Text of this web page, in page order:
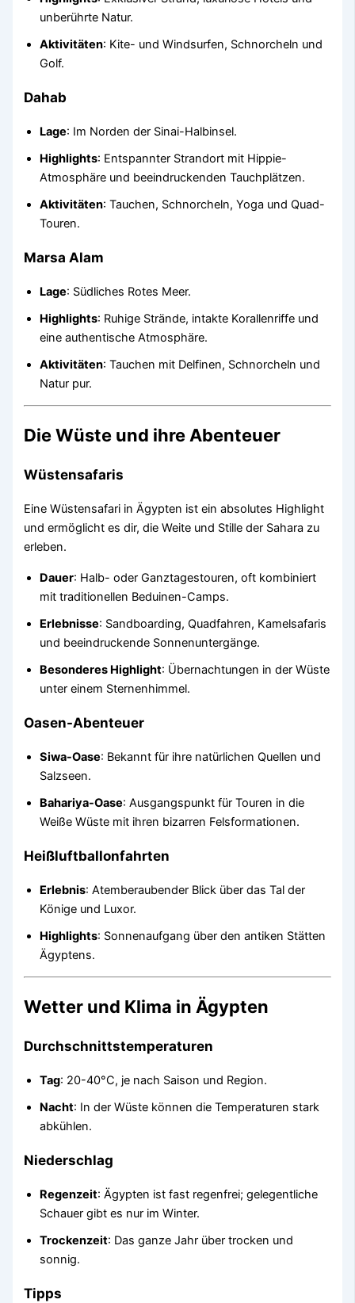
unberührte Natur.
Aktivitäten: Kite- und Windsurfen, Schnorcheln und
Golf.
Dahab
Lage: Im Norden der Sinai-Halbinsel.
Highlights: Entspannter Strandort mit Hippie-
Atmosphäre und beeindruckenden Tauchplätzen.
Aktivitäten: Tauchen, Schnorcheln, Yoga und Quad-
Touren.
Marsa Alam
Lage: Südliches Rotes Meer.
Highlights: Ruhige Strände, intakte Korallenriffe und
eine authentische Atmosphäre.
Aktivitäten: Tauchen mit Delfinen, Schnorcheln und
Natur pur.
Die Wüste und ihre Abenteuer
Wüstensafaris
Eine Wüstensafari in Ägypten ist ein absolutes Highlight
und ermöglicht es dir, die Weite und Stille der Sahara zu
erleben.
Dauer: Halb- oder Ganztagestouren, oft kombiniert
mit traditionellen Beduinen-Camps.
Erlebnisse: Sandboarding, Quadfahren, Kamelsafaris
und beeindruckende Sonnenuntergänge.
Besonderes Highlight: Übernachtungen in der Wüste
unter einem Sternenhimmel.
Oasen-Abenteuer
Siwa-Oase: Bekannt für ihre natürlichen Quellen und
Salzseen.
Bahariya-Oase: Ausgangspunkt für Touren in die
Weiße Wüste mit ihren bizarren Felsformationen.
Heißluftballonfahrten
Erlebnis: Atemberaubender Blick über das Tal der
Könige und Luxor.
Highlights: Sonnenaufgang über den antiken Stätten
Ägyptens.
Wetter und Klima in Ägypten
Durchschnittstemperaturen
Tag: 20-40°C, je nach Saison und Region.
Nacht: In der Wüste können die Temperaturen stark
abkühlen.
Niederschlag
Regenzeit: Ägypten ist fast regenfrei; gelegentliche
Schauer gibt es nur im Winter.
Trockenzeit: Das ganze Jahr über trocken und
sonnig.
Tipps